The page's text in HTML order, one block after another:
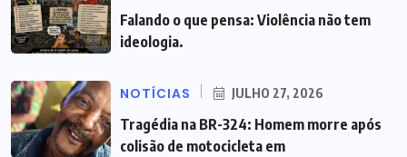
Falando o que pensa: Violência não tem
ideologia.
NOTÍCIAS JULHO 27, 2026
Tragédia na BR-324: Homem morre após
colisão de motocicleta em